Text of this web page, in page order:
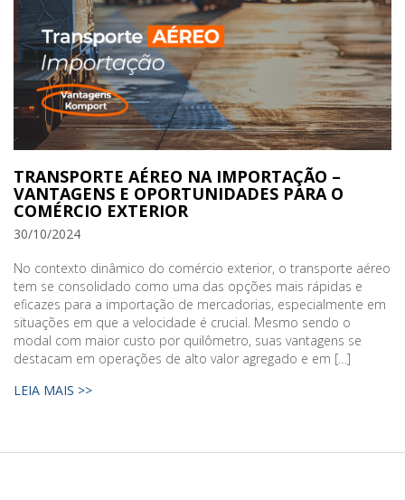
TRANSPORTE AÉREO NA IMPORTAÇÃO –
VANTAGENS E OPORTUNIDADES PARA O
COMÉRCIO EXTERIOR
30/10/2024
No contexto dinâmico do comércio exterior, o transporte aéreo
tem se consolidado como uma das opções mais rápidas e
eficazes para a importação de mercadorias, especialmente em
situações em que a velocidade é crucial. Mesmo sendo o
modal com maior custo por quilômetro, suas vantagens se
destacam em operações de alto valor agregado e em […]
LEIA MAIS >>